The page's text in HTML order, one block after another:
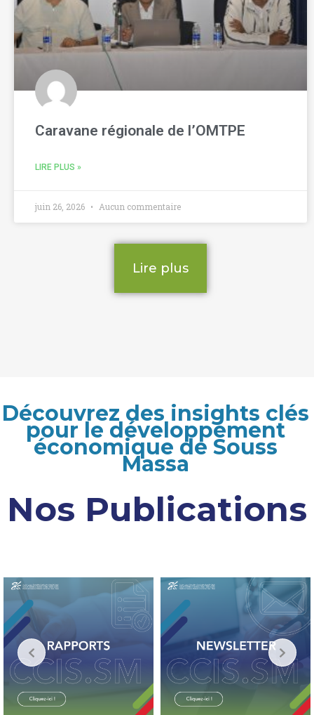
Caravane régionale de l’OMTPE
LIRE PLUS »
juin 26, 2026 Aucun commentaire
Lire plus
Découvrez des insights clés
pour le développement
économique de Souss
Massa
Nos Publications